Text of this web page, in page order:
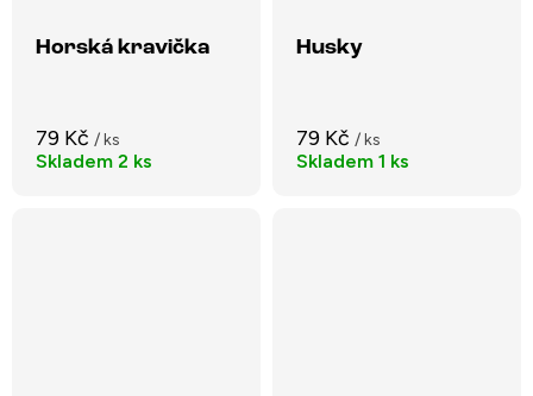
Horská kravička
79 Kč / ks
Skladem 2 ks
Husky
79 Kč / ks
Skladem 1 ks